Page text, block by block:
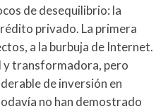
de desequilibrio: la
privado. La primera
a la burbuja de Internet.
y transformadora, pero
de inversión en
no han demostrado